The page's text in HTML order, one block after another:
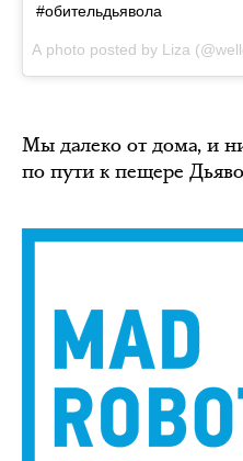
#обительдьявола
A photo posted by Liza
Мы далеко от дома, и
по пути к пещере